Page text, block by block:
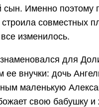
сын. Именно поэтому
совместных
изменилось.
для
ее внучки: дочь
маленькую
свою бабушку и